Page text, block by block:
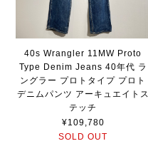
40s Wrangler 11MW Proto
Type Denim Jeans 40年代 ラ
ングラー プロトタイプ プロト
デニムパンツ アーキュエイトス
テッチ
¥109,780
SOLD OUT